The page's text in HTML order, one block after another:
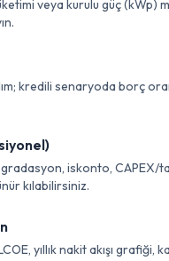
veya kurulu güç (kWp)
kredili senaryoda borç
iskonto,
kılabilirsiniz.
yıllık nakit akışı